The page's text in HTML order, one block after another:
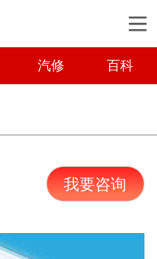
汽修 百科
我要咨询